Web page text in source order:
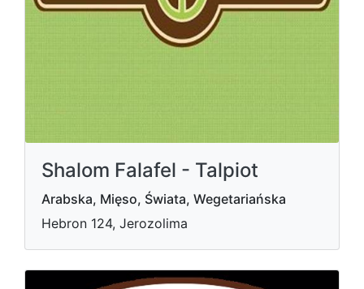
Shalom Falafel - Talpiot
Arabska, Mięso, Świata, Wegetariańska
Hebron 124, Jerozolima